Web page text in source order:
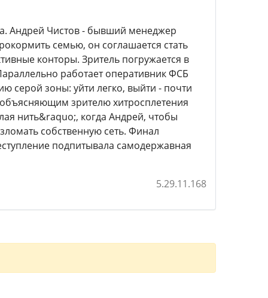
Андрей Чистов - бывший менеджер
семью, он соглашается стать
конторы. Зритель погружается в
работает оперативник ФСБ
серой зоны: уйти легко, выйти - почти
зрителю хитросплетения
нить&raquo;, когда Андрей, чтобы
собственную сеть. Финал
подпитывала самодержавная
5.29.11.168